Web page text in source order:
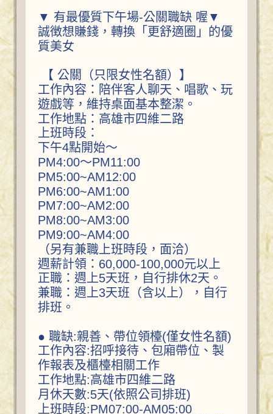
▼ 有最優質下午場-公關職缺 喔▼
誠徴想賺錢，轉換「更舒適圈」的優
質美女
【 公關（只限女性名額）】
工作內容：陪伴客人聊天、唱歌、玩
遊戲等，維持桌面基本整潔。
工作地點：高雄市四維二路
上班時段：
下午4點開始～
PM4:00～PM11:00
PM5:00~AM12:00
PM6:00~AM1:00
PM7:00~AM2:00
PM8:00~AM3:00
PM9:00~AM4:00
（另有兼職上班時段，面洽）
週薪計領：60,000-100,000元以上
正職：週上5天班，自行排休2天。
兼職：週上3天班（含以上），自行
排班。
● 職缺:親善、帶位領檯(僅女性名額)
工作內容:招呼接待、包廂帶位、製
作報表及櫃檯相關工作
工作地點:高雄市四維二路
月休天數:5天(依照公司排班)
上班時段:PM07:00-AM05:00